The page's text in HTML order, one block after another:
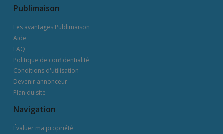
Publimaison
Les avantages Publimaison
Aide
FAQ
Politique de confidentialité
Conditions d'utilisation
Devenir annonceur
Plan du site
Navigation
Évaluer ma propriété